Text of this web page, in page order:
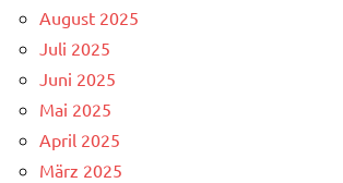
August 2025
Juli 2025
Juni 2025
Mai 2025
April 2025
März 2025